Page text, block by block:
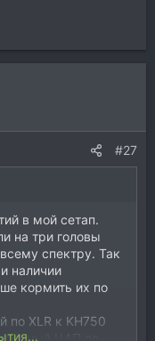
#27
в мой сетап.
на три головы
спектру. Так
наличии
кормить их по
по XLR к KH750
ЦАП по